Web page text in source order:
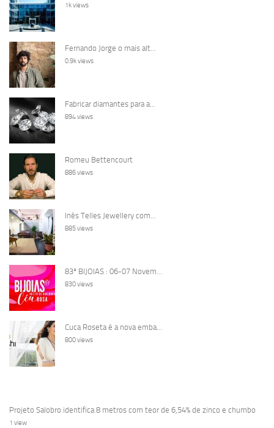
1k views
Fernando Jorge o mais alt...
0.9k views
Fabricar diamantes para a...
894 views
Romeu Bettencourt
886 views
Inês Telles Jewellery com...
885 views
83ª BIJOIAS : 06-07 Novem...
830 views
Cuca Roseta é a nova emba...
800 views
Projeto Salobro identifica 8 metros com teor de 6,54% de zinco e chumbo
1 view